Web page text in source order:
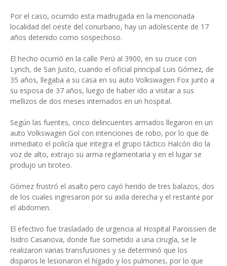
Por el caso, ocurrido esta madrugada en la mencionada
localidad del oeste del conurbano, hay un adolescente de 17
años detenido como sospechoso.
El hecho ocurrió en la calle Perú al 3900, en su cruce con
Lynch, de San Justo, cuando el oficial principal Luis Gómez, de
35 años, llegaba a su casa en su auto Volkswagen Fox junto a
su esposa de 37 años, luego de haber ido a visitar a sus
mellizos de dos meses internados en un hospital.
Según las fuentes, cinco delincuentes armados llegaron en un
auto Volkswagen Gol con intenciones de robo, por lo que de
inmediato el policía que integra el grupo táctico Halcón dio la
voz de alto, extrajo su arma reglamentaria y en el lugar se
produjo un tiroteo.
Gómez frustró el asalto pero cayó herido de tres balazos, dos
de los cuales ingresaron por su axila derecha y el restante por
el abdomen.
El efectivo fue trasladado de urgencia al Hospital Paroissien de
Isidro Casanova, donde fue sometido a una cirugía, se le
realizaron varias transfusiones y se determinó que los
disparos le lesionaron el hígado y los pulmones, por lo que